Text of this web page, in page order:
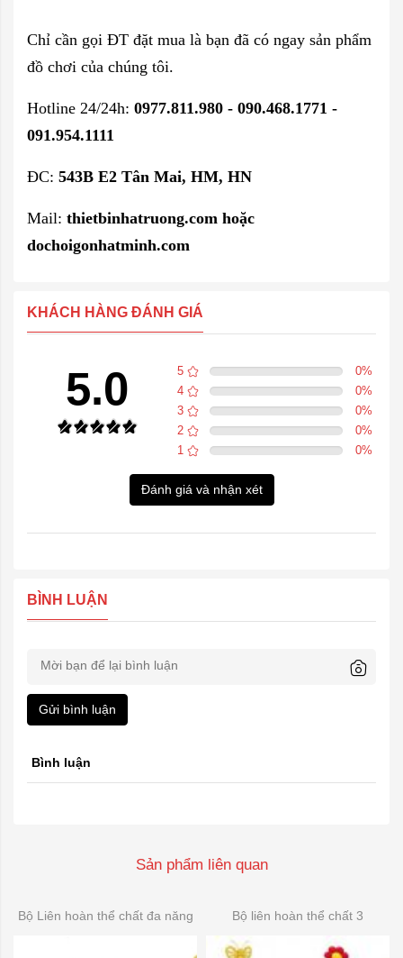
Chỉ cần gọi ĐT đặt mua là bạn đã có ngay sản phẩm
đồ chơi của chúng tôi.
Hotline 24/24h: 0977.811.980 - 090.468.1771 -
091.954.1111
ĐC: 543B E2 Tân Mai, HM, HN
Mail: thietbinhatruong.com hoặc
dochoigonhatminh.com
KHÁCH HÀNG ĐÁNH GIÁ
5.0 5 0%
4
0%
3
0%
2
0%
1
0%
Đánh giá và nhận xét
BÌNH LUẬN
Gửi bình luận
Bình luận
Sản phẩm liên quan
Bộ Liên hoàn thể chất đa năng Bộ liên hoàn thể chất 3